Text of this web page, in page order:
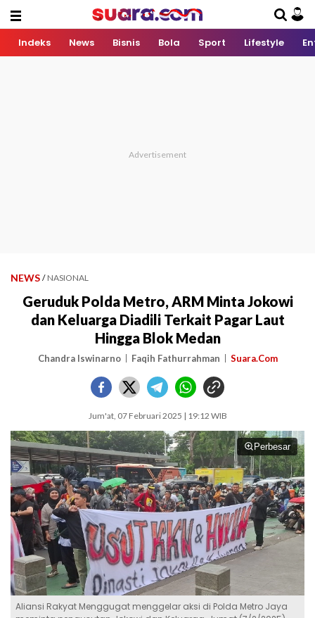
Indeks News Bisnis Bola Sport Lifestyle
NEWS / NASIONAL
Geruduk Polda Metro, ARM Minta Jokowi
dan Keluarga Diadili Terkait Pagar Laut
Hingga Blok Medan
Chandra Iswinarno Faqih Fathurrahman Suara.Com
Jum'at, 07 Februari 2025 | 19:12 WIB
Perbesar
Aliansi Rakyat Menggugat menggelar aksi di Polda Metro Jaya